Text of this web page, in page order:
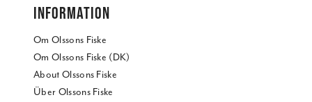
INFORMATION
Om Olssons Fiske
Om Olssons Fiske (DK)
About Olssons Fiske
Über Olssons Fiske